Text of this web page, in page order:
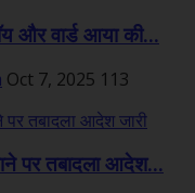
और वार्ड आया की...
Oct 7, 2025 113
पर तबादला आदेश...